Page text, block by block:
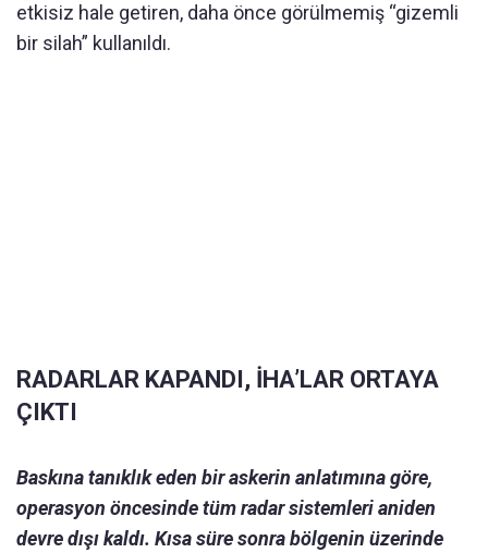
etkisiz hale getiren, daha önce görülmemiş “gizemli
bir silah” kullanıldı.
RADARLAR KAPANDI, İHA’LAR ORTAYA
ÇIKTI
Baskına tanıklık eden bir askerin anlatımına göre,
operasyon öncesinde tüm radar sistemleri aniden
devre dışı kaldı. Kısa süre sonra bölgenin üzerinde